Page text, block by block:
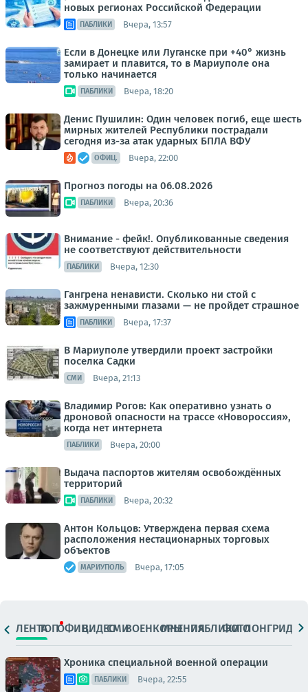
новых регионах Российской Федерации
ПАБЛИКИ Вчера, 13:57
Если в Донецке или Луганске при +40° жизнь
замирает и плавится, то в Мариуполе она
только начинается
ПАБЛИКИ Вчера, 18:20
Денис Пушилин: Один человек погиб, еще шесть
мирных жителей Республики пострадали
сегодня из-за атак ударных БПЛА ВФУ
ОФИЦ. Вчера, 22:00
Прогноз погоды на 06.08.2026
ПАБЛИКИ Вчера, 20:36
Внимание - фейк!. Опубликованные сведения
не соответствуют действительности
ПАБЛИКИ Вчера, 12:30
Гангрена ненависти. Сколько ни стой с
зажмуренными глазами — не пройдет страшное
ПАБЛИКИ Вчера, 17:37
В Мариуполе утвердили проект застройки
поселка Садки
СМИ Вчера, 21:13
Владимир Рогов: Как оперативно узнать о
дроновой опасности на трассе «Новороссия»,
когда нет интернета
ПАБЛИКИ Вчера, 20:00
Выдача паспортов жителям освобождённых
территорий
ПАБЛИКИ Вчера, 20:32
Антон Кольцов: Утверждена первая схема
расположения нестационарных торговых
объектов
МАРИУПОЛЬ Вчера, 17:05
ЛЕНТАТОПОФИЦ.ВИДЕОСМИВОЕНКОРЫМНЕНИЯПАБЛИКИ
ФОТОЛОНГРИДЫ
Хроника специальной военной операции
ПАБЛИКИ Вчера, 22:55